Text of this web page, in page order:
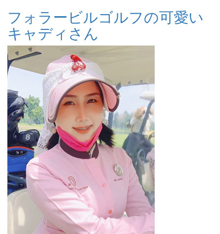
フォラービルゴルフの可愛い
キャディさん